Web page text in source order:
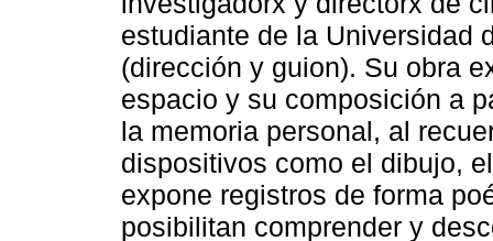
estudiante de la Universidad
(dirección y guion). Su obra
espacio y su composición a
la memoria personal, al
dispositivos como el dibujo,
expone registros de forma
posibilitan comprender y